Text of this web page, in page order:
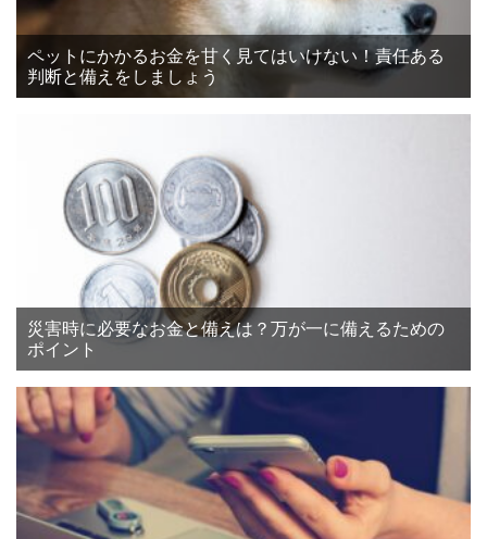
ペットにかかるお金を甘く見てはいけない！責任ある
判断と備えをしましょう
災害時に必要なお金と備えは？万が一に備えるための
ポイント